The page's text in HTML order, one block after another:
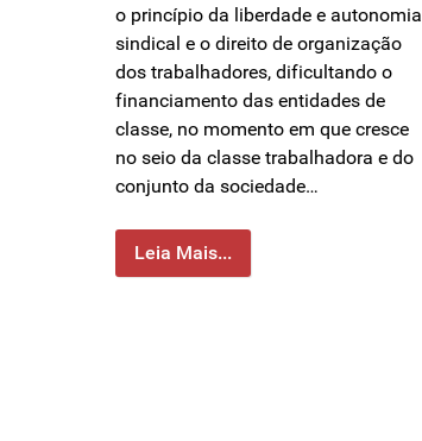
o princípio da liberdade e autonomia
sindical e o direito de organização
dos trabalhadores, dificultando o
financiamento das entidades de
classe, no momento em que cresce
no seio da classe trabalhadora e do
conjunto da sociedade…
Leia Mais...